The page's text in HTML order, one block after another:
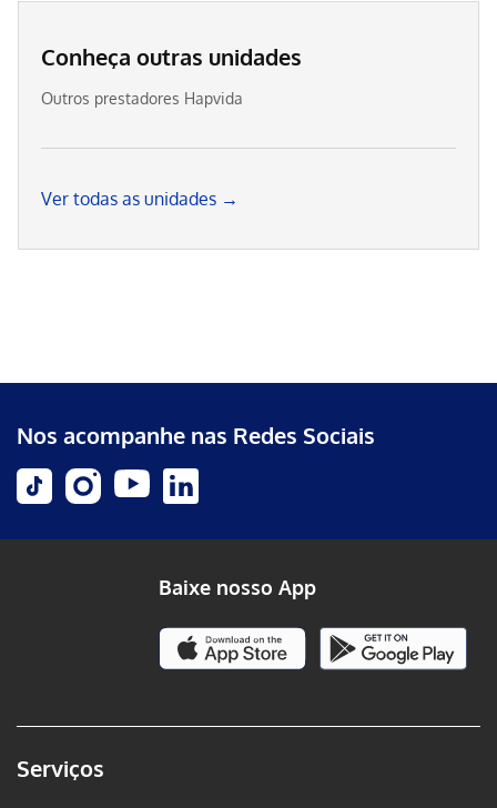
Conheça outras unidades
Outros prestadores Hapvida
Ver todas as unidades →
Nos acompanhe nas Redes Sociais
Serviços
Baixe nosso App